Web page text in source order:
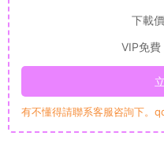
下載
VIP免費
有不懂得請聯系客服咨詢下。